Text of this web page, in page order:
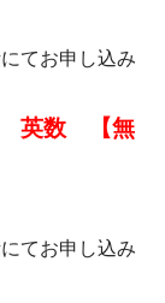
てお申し込み
英数 【無
てお申し込み